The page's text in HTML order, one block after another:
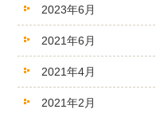
2023年6月
2021年6月
2021年4月
2021年2月